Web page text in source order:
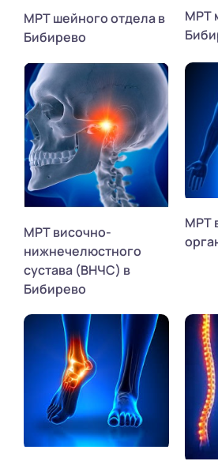
МРТ шейного отдела в
Бибирево
МРТ
МРТ височно-
нижнечелюстного
сустава (ВНЧС) в
Бибирево
МРТ